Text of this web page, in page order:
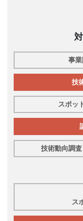
事
技
スポッ
技術動向調
ス